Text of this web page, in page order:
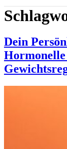
Dein